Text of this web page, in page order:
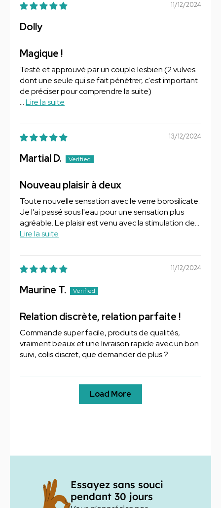
11/12/2024
Dolly
Magique !
Testé et approuvé par un couple lesbien (2 vulves
dont une seule qui se fait pénétrer, c'est important
de préciser pour comprendre la suite)
...Lire la suite
13/12/2024
Martial D.
Nouveau plaisir à deux
Toute nouvelle sensation avec le verre borosilicate.
Je l'ai passé sous l'eau pour une sensation plus
agréable. Le plaisir est venu avec la stimulation de...
Lire la suite
11/12/2024
Maurine T.
Relation discrète, relation parfaite !
Commande super facile, produits de qualités,
vraiment beaux et une livraison rapide avec un bon
suivi, colis discret, que demander de plus ?
Load More
Essayez sans souci
pendant 30 jours